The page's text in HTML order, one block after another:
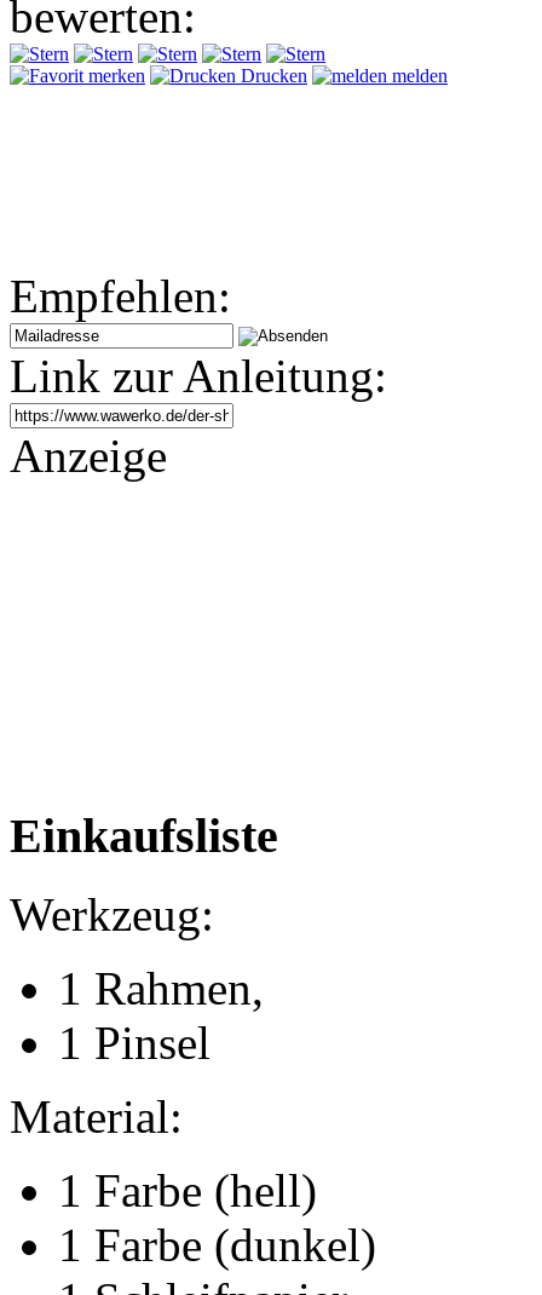
bewerten:
merken Drucken melden
Empfehlen:
Link zur Anleitung:
Anzeige
Einkaufsliste
Werkzeug:
1 Rahmen,
1 Pinsel
Material:
1 Farbe (hell)
1 Farbe (dunkel)